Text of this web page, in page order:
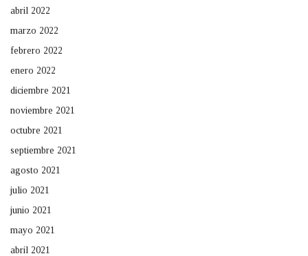
abril 2022
marzo 2022
febrero 2022
enero 2022
diciembre 2021
noviembre 2021
octubre 2021
septiembre 2021
agosto 2021
julio 2021
junio 2021
mayo 2021
abril 2021